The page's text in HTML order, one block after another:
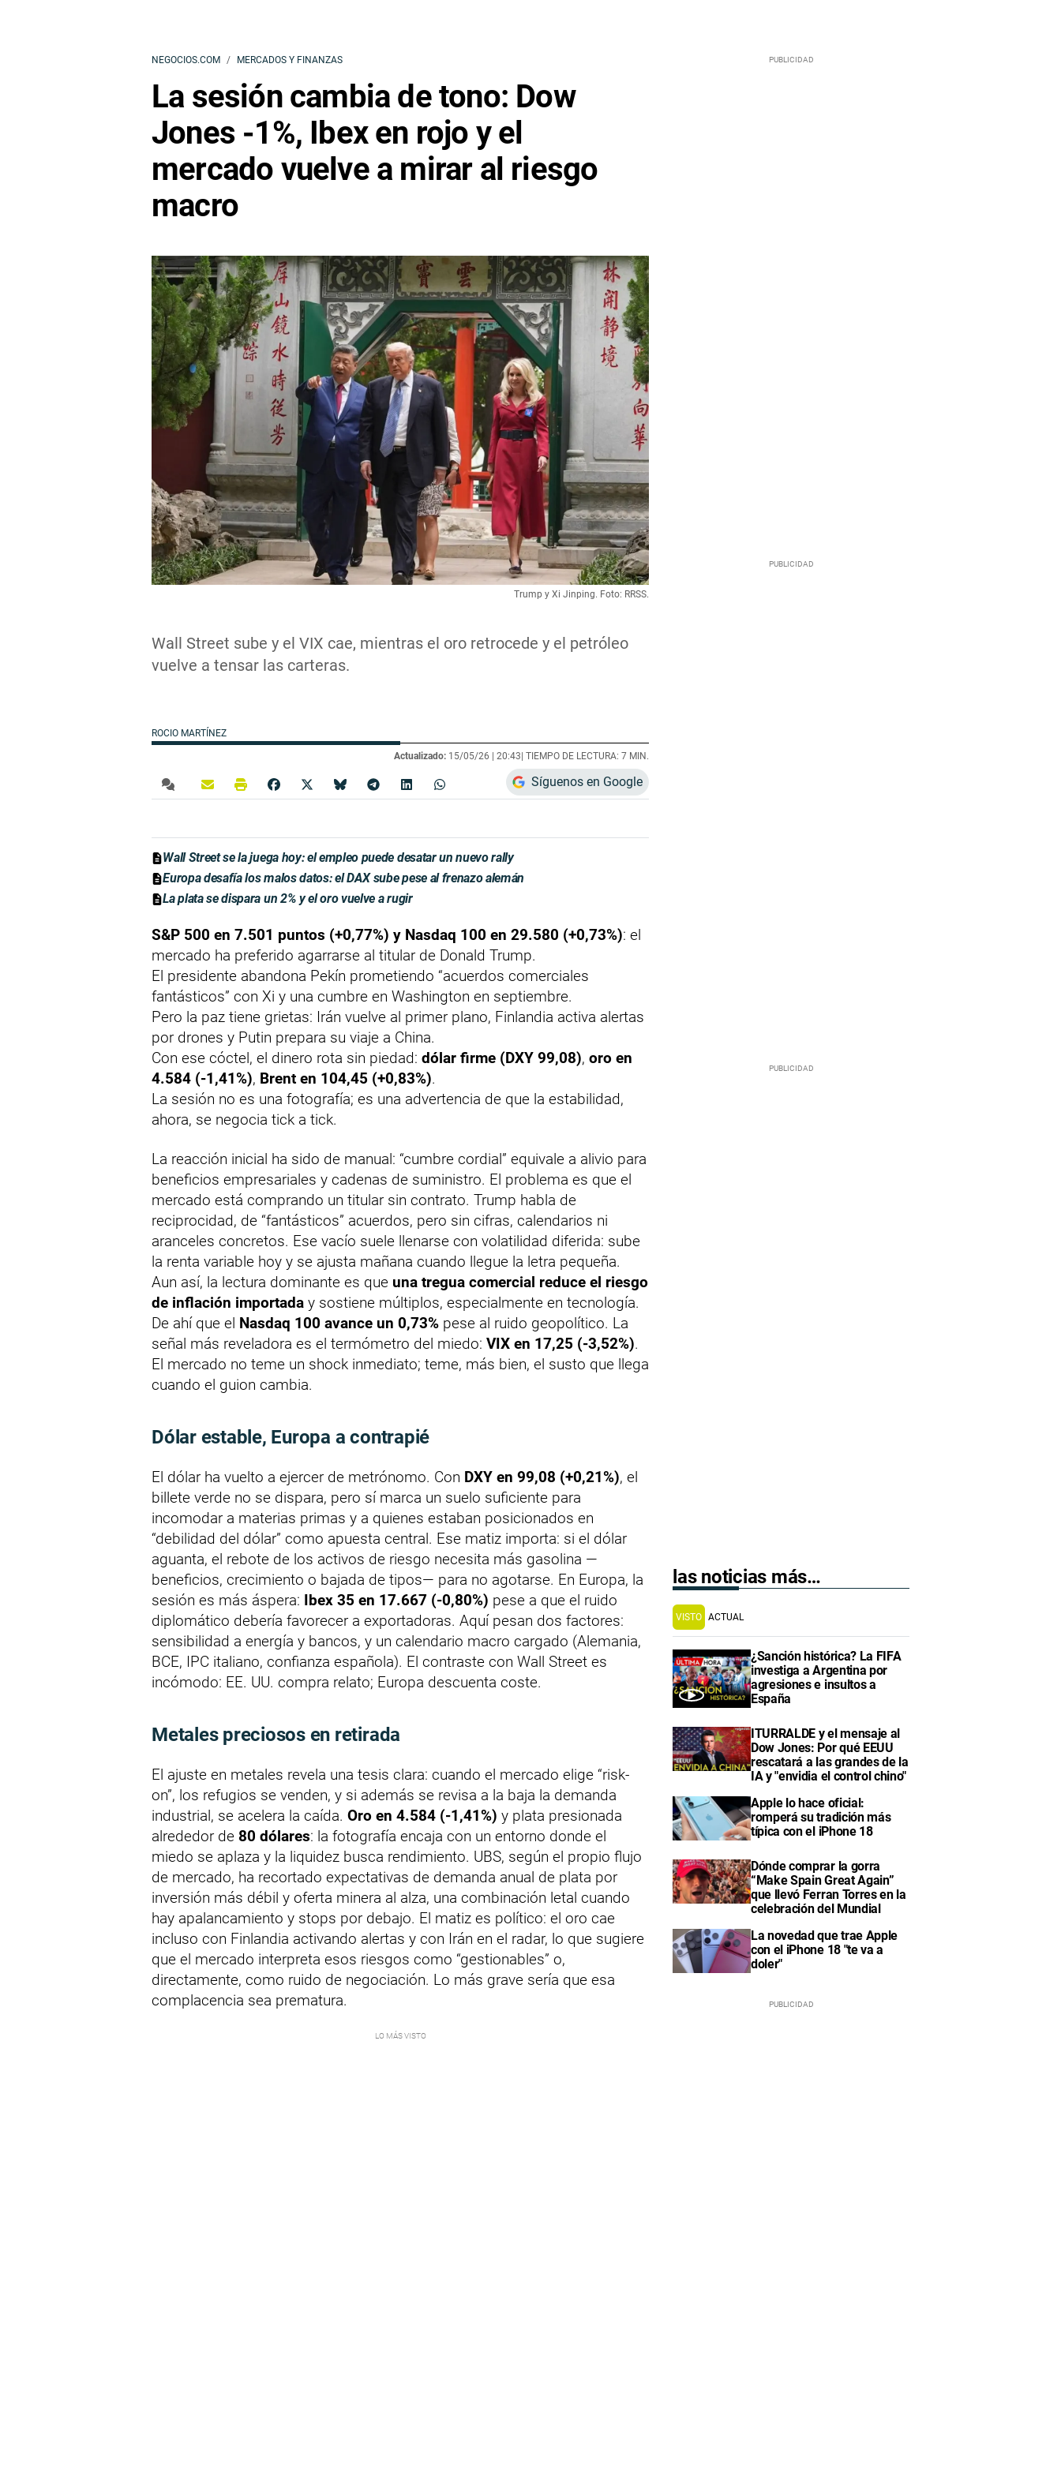
NEGOCIOS.COM MERCADOS Y FINANZAS
La sesión cambia de tono: Dow
Jones -1%, Ibex en rojo y el
mercado vuelve a mirar al riesgo
macro
Wall Street sube y el VIX cae, mientras el oro retrocede y el petróleo
vuelve a tensar las carteras.
Trump y Xi Jinping. Foto: RRSS.
ROCIO MARTÍNEZ
Actualizado: 15/05/26 | 20:43 | TIEMPO DE LECTURA: 7 MIN.
Síguenos en Google
Wall Street se la juega hoy: el empleo puede desatar un nuevo rally
Europa desafía los malos datos: el DAX sube pese al frenazo alemán
La plata se dispara un 2% y el oro vuelve a rugir
S&P 500 en 7.501 puntos (+0,77%) y Nasdaq 100 en 29.580 (+0,73%): el
mercado ha preferido agarrarse al titular de Donald Trump.
El presidente abandona Pekín prometiendo “acuerdos comerciales
fantásticos” con Xi y una cumbre en Washington en septiembre.
Pero la paz tiene grietas: Irán vuelve al primer plano, Finlandia activa alertas
por drones y Putin prepara su viaje a China.
Con ese cóctel, el dinero rota sin piedad: dólar firme (DXY 99,08), oro en
4.584 (-1,41%), Brent en 104,45 (+0,83%).
La sesión no es una fotografía; es una advertencia de que la estabilidad,
ahora, se negocia tick a tick.
La reacción inicial ha sido de manual: “cumbre cordial” equivale a alivio para
beneficios empresariales y cadenas de suministro. El problema es que el
mercado está comprando un titular sin contrato. Trump habla de
reciprocidad, de “fantásticos” acuerdos, pero sin cifras, calendarios ni
aranceles concretos. Ese vacío suele llenarse con volatilidad diferida: sube
la renta variable hoy y se ajusta mañana cuando llegue la letra pequeña.
Aun así, la lectura dominante es que una tregua comercial reduce el riesgo
de inflación importada y sostiene múltiplos, especialmente en tecnología.
De ahí que el Nasdaq 100 avance un 0,73% pese al ruido geopolítico. La
señal más reveladora es el termómetro del miedo: VIX en 17,25 (-3,52%).
El mercado no teme un shock inmediato; teme, más bien, el susto que llega
cuando el guion cambia.
Dólar estable, Europa a contrapié
El dólar ha vuelto a ejercer de metrónomo. Con DXY en 99,08 (+0,21%), el
billete verde no se dispara, pero sí marca un suelo suficiente para
incomodar a materias primas y a quienes estaban posicionados en
“debilidad del dólar” como apuesta central. Ese matiz importa: si el dólar
aguanta, el rebote de los activos de riesgo necesita más gasolina —
beneficios, crecimiento o bajada de tipos— para no agotarse. En Europa, la
sesión es más áspera: Ibex 35 en 17.667 (-0,80%) pese a que el ruido
diplomático debería favorecer a exportadoras. Aquí pesan dos factores:
sensibilidad a energía y bancos, y un calendario macro cargado (Alemania,
BCE, IPC italiano, confianza española). El contraste con Wall Street es
incómodo: EE. UU. compra relato; Europa descuenta coste.
Metales preciosos en retirada
El ajuste en metales revela una tesis clara: cuando el mercado elige “risk-
on”, los refugios se venden, y si además se revisa a la baja la demanda
industrial, se acelera la caída. Oro en 4.584 (-1,41%) y plata presionada
alrededor de 80 dólares: la fotografía encaja con un entorno donde el
miedo se aplaza y la liquidez busca rendimiento. UBS, según el propio flujo
de mercado, ha recortado expectativas de demanda anual de plata por
inversión más débil y oferta minera al alza, una combinación letal cuando
hay apalancamiento y stops por debajo. El matiz es político: el oro cae
incluso con Finlandia activando alertas y con Irán en el radar, lo que sugiere
que el mercado interpreta esos riesgos como “gestionables” o,
directamente, como ruido de negociación. Lo más grave sería que esa
complacencia sea prematura.
las noticias más…
VISTO ACTUAL
¿Sanción histórica? La FIFA
investiga a Argentina por
agresiones e insultos a
España
ITURRALDE y el mensaje al
Dow Jones: Por qué EEUU
rescatará a las grandes de la
IA y "envidia el control chino"
Apple lo hace oficial:
romperá su tradición más
típica con el iPhone 18
Dónde comprar la gorra
“Make Spain Great Again”
que llevó Ferran Torres en la
celebración del Mundial
La novedad que trae Apple
con el iPhone 18 "te va a
doler"